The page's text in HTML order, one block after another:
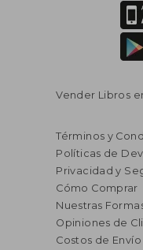
Vender Libros
Términos y
Políticas de
Privacidad y
Cómo Comprar
Nuestras
Opiniones de
Costos de Envío